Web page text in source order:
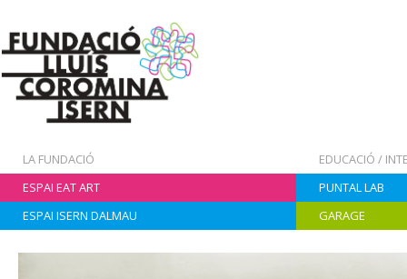
LA FUNDACIÓ
EDUCACIÓ /
ESPAI EAT ART
PUNTAL LAB
ESPAI ISERN DALMAU
GARAGE